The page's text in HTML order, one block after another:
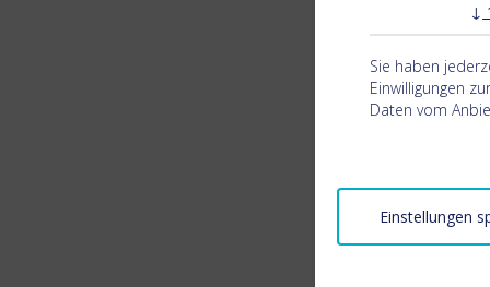
↓
Sie haben
Einwilligungen
Daten vom
Einstellungen